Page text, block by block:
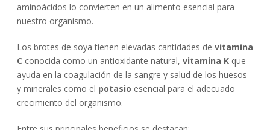
aminoácidos lo convierten en un alimento esencial para
nuestro organismo.
Los brotes de soya tienen elevadas cantidades de vitamina
C conocida como un antioxidante natural, vitamina K que
ayuda en la coagulación de la sangre y salud de los huesos
y minerales como el potasio esencial para el adecuado
crecimiento del organismo.